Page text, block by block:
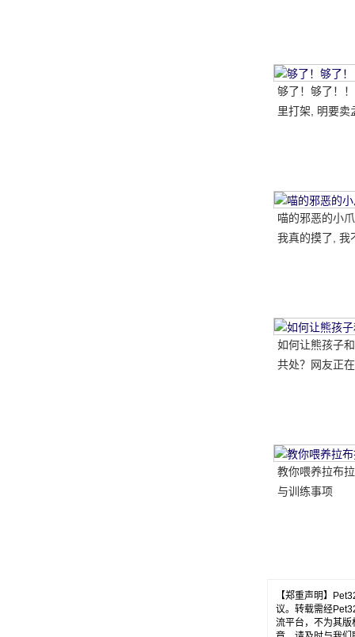
够了！够了！
里打架, 明要卖
喵的邪恶的小
我真的摸了, 我
如何让熊孩子
共处？网友正
教你喂养拉布
与训练事项
【郑重声明】
议。转载需经
流平台，不为其